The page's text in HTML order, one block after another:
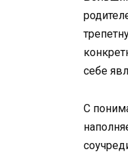
себе
С